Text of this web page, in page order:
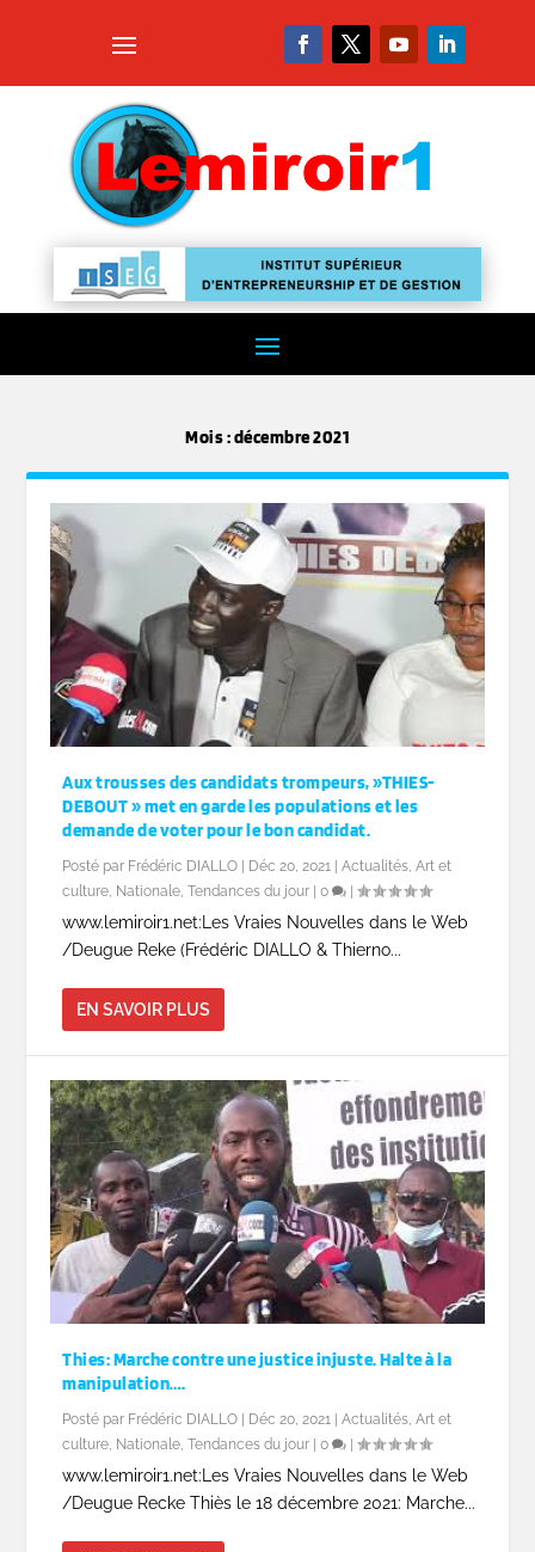
Mois :décembre 2021
Aux trousses des candidats trompeurs, »THIES-
DEBOUT » met en garde les populations et les
demande de voter pour le bon candidat.
Posté par Frédéric DIALLO | Déc 20, 2021 |Actualités,Art et
culture, Nationale,Tendances du jour |0 |
www.lemiroir1.net:Les Vraies Nouvelles dans le Web
/Deugue Reke (Frédéric DIALLO & Thierno...
EN SAVOIR PLUS
Thies: Marche contre une justice injuste. Halte à la
manipulation….
Posté par Frédéric DIALLO Déc 20, 2021 |Actualités,Art et
culture, Nationale,Tendances du jour |0 |
www.lemiroir1.net:Les Vraies Nouvelles dans le Web
/Deugue Recke Thiès le 18 décembre 2021: Marche...